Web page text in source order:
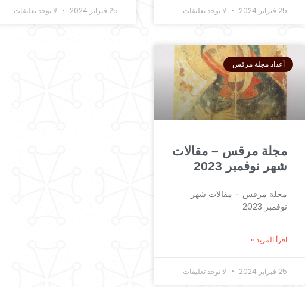
25 فبراير 2024 لا توجد تعليقات 25 فبراير 2024 لا توجد تعليقات
أعداد مجلة مرقس
مجلة مرقس – مقالات
شهر نوفمبر 2023
مجلة مرقس – مقالات شهر
نوفمبر 2023
اقرأ المزيد »
25 فبراير 2024 لا توجد تعليقات